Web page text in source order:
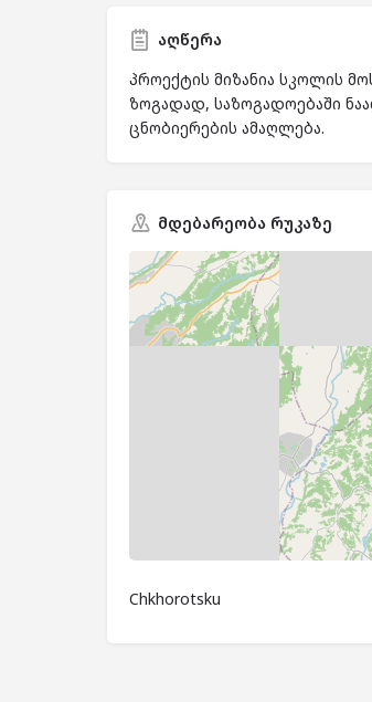
აღწერა
პროექტის მიზანია სკოლის
ზოგადად, საზოგადოებაში
ცნობიერების ამაღლება.
მდებარეობა რუკაზე
Chkhorotsku